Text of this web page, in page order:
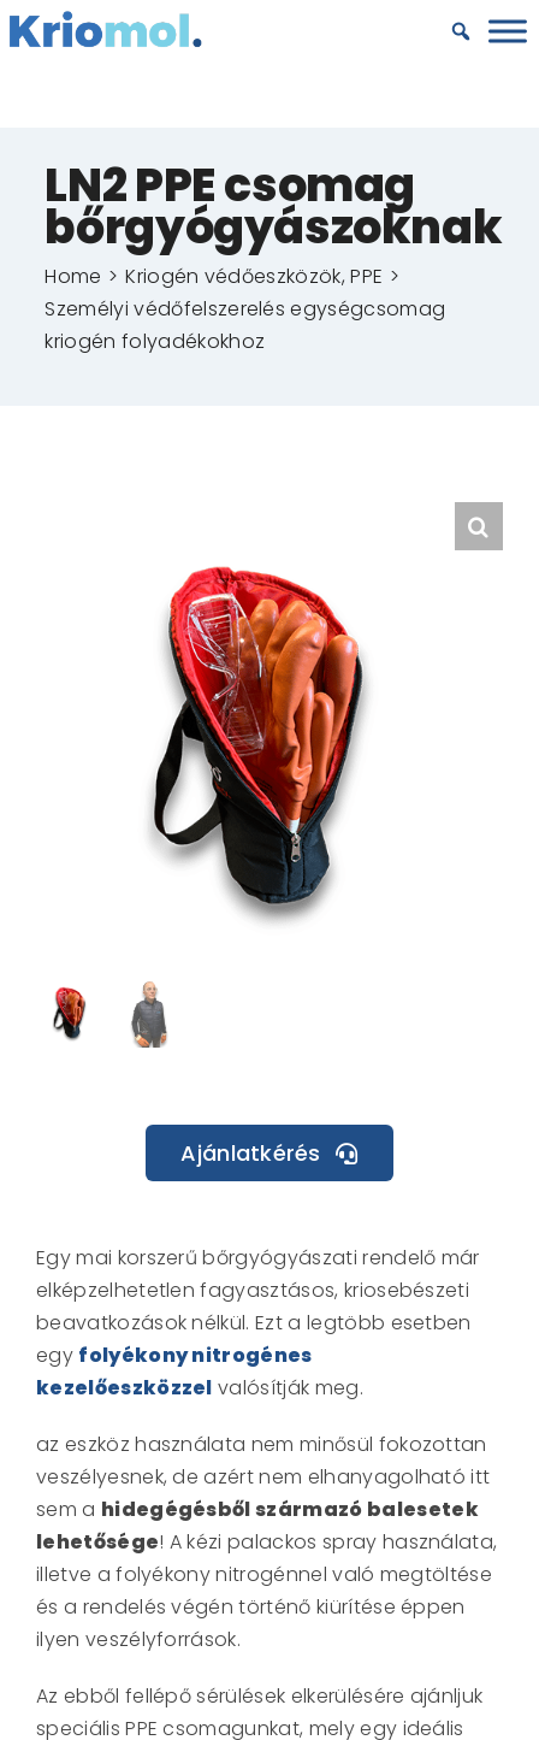
Kihagyás
LN2 PPE csomag
bőrgyógyászoknak
Home
Kriogén védőeszközök, PPE
Személyi védőfelszerelés egységcsomag
kriogén folyadékokhoz
Ajánlatkérés
Egy mai korszerű bőrgyógyászati rendelő már
elképzelhetetlen fagyasztásos, kriosebészeti
beavatkozások nélkül. Ezt a legtöbb esetben
egy folyékony nitrogénes
kezelőeszközzel valósítják meg.
az eszköz használata nem minősül fokozottan
veszélyesnek, de azért nem elhanyagolható itt
sem a hidegégésből származó balesetek
lehetősége! A kézi palackos spray használata,
illetve a folyékony nitrogénnel való megtöltése
és a rendelés végén történő kiürítése éppen
ilyen veszélyforrások.
Az ebből fellépő sérülések elkerülésére ajánljuk
speciális PPE csomagunkat, mely egy ideális